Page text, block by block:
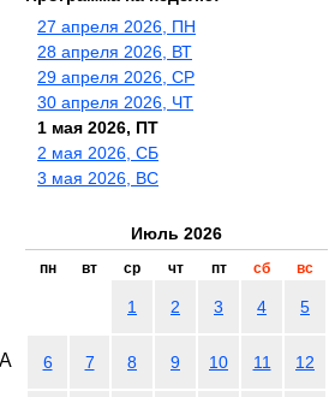
27 апреля 2026, ПН
28 апреля 2026, ВТ
29 апреля 2026, СР
30 апреля 2026, ЧТ
1 мая 2026, ПТ
2 мая 2026, СБ
3 мая 2026, ВС
Июль 2026
пн вт ср чт пт сб вс
1 2 3 4 5
6 7 8 9 10 11 12